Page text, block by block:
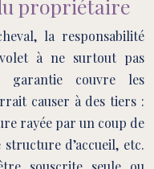
propriétaire
la responsabilité
à ne surtout pas
garantie couvre les
causer à des tiers :
rayée par un coup de
d’accueil, etc.